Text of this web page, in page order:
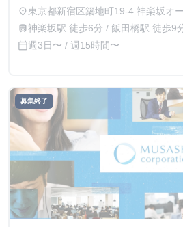
place東京都新宿区築地町19-4 神楽坂オ
train神楽坂駅 徒歩6分 / 飯田橋駅 徒歩9
calendar_today週3日〜 / 週15時間〜
募集終了